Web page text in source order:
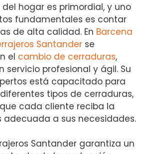
hogar es primordial, y uno
fundamentales es contar
de alta calidad. En Barcena
Santander se
el cambio de cerraduras,
servicio profesional y ágil. Su
está capacitado para
tipos de cerraduras,
cada cliente reciba la
adecuada a sus necesidades.
Santander garantiza un